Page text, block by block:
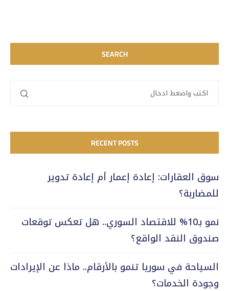
SEARCH
RECENT POSTS
سوق العقارات: إعادة إعمار أم إعادة تدوير
للمضاربة؟
نمو بـ10% للاقتصاد السوري.. هل تعكس توقعات
صندوق النقد الواقع؟
السياحة في سوريا تنمو بالأرقام.. ماذا عن الإيرادات
وجودة الخدمات؟